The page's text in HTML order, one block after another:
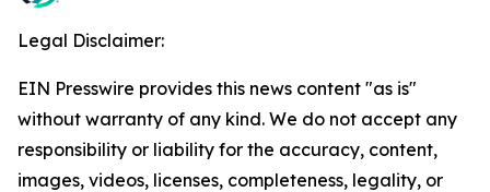
Legal Disclaimer:
EIN Presswire provides this news content "as is"
without warranty of any kind. We do not accept any
responsibility or liability for the accuracy, content,
images, videos, licenses, completeness, legality, or